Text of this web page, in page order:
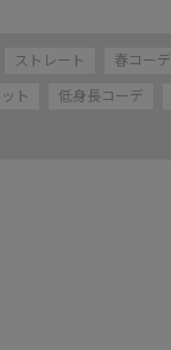
ストレート 春コーデ
ト 低身長コーデ